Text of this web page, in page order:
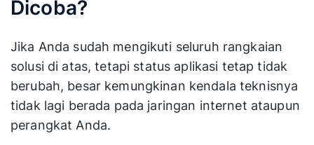
Dicoba?
Jika Anda sudah mengikuti seluruh rangkaian
solusi di atas, tetapi status aplikasi tetap tidak
berubah, besar kemungkinan kendala teknisnya
tidak lagi berada pada jaringan internet ataupun
perangkat Anda.